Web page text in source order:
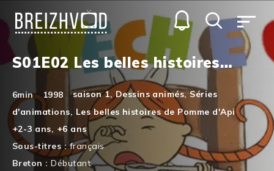
S01E02 Les belles histoires…
6min 1998 saison 1,Dessins animés,Séries
d'animations, Les belles histoires de Pomme d'Api
+2-3 ans, +6 ans
Sous-titres :français
Breton :Débutant